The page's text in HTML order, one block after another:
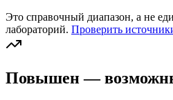
Это справочный диапазон, а не
лабораторий. Проверить
Повышен —